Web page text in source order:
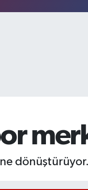
dönüştürüyor.